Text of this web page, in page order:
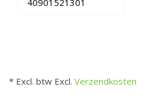
40901521301
* Excl. btw Excl. Verzendkosten